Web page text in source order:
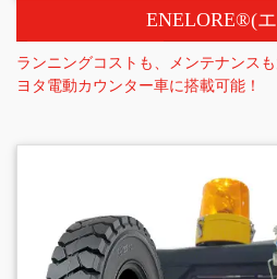
ENELORE®(
ランニングコストも、メンテナンス
ヨタ電動カウンター車に搭載可能！